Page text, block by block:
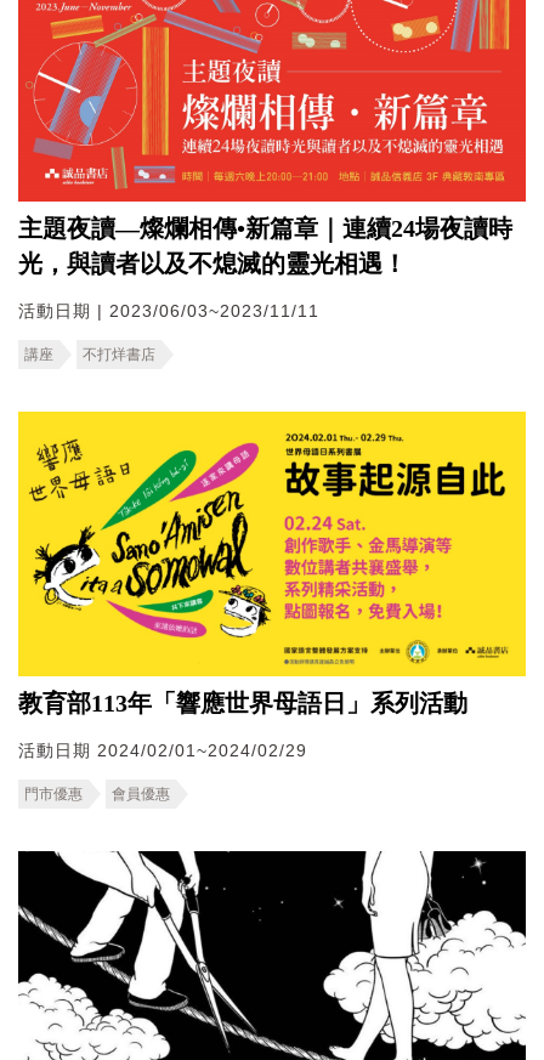
主題夜讀—燦爛相傳•新篇章｜連續24場夜讀時
光，與讀者以及不熄滅的靈光相遇！
活動日期 | 2023/06/03~2023/11/11
講座 不打烊書店
教育部113年「響應世界母語日」系列活動
活動日期 2024/02/01~2024/02/29
門市優惠 會員優惠